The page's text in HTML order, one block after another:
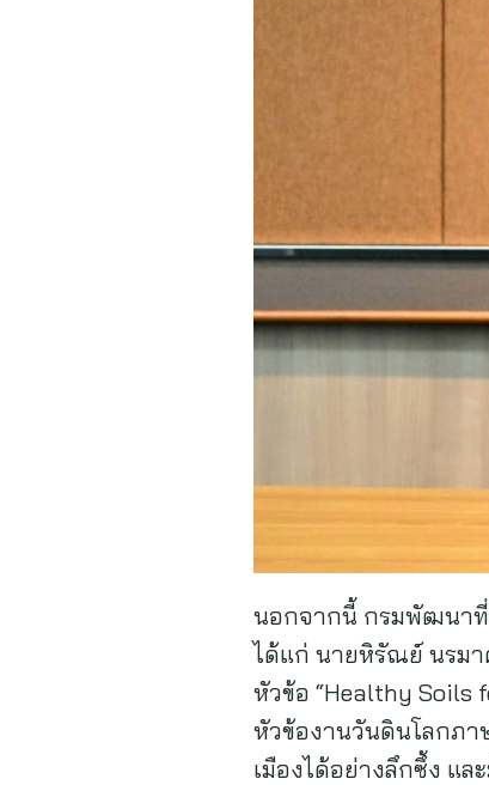
นอกจากนี้ กรมพัฒนาที่
ได้แก่ นายหิรัณย์ นรม
หัวข้อ “Healthy Soils
หัวข้องานวันดินโลกภา
เมืองได้อย่างลึกซึ้ง แ